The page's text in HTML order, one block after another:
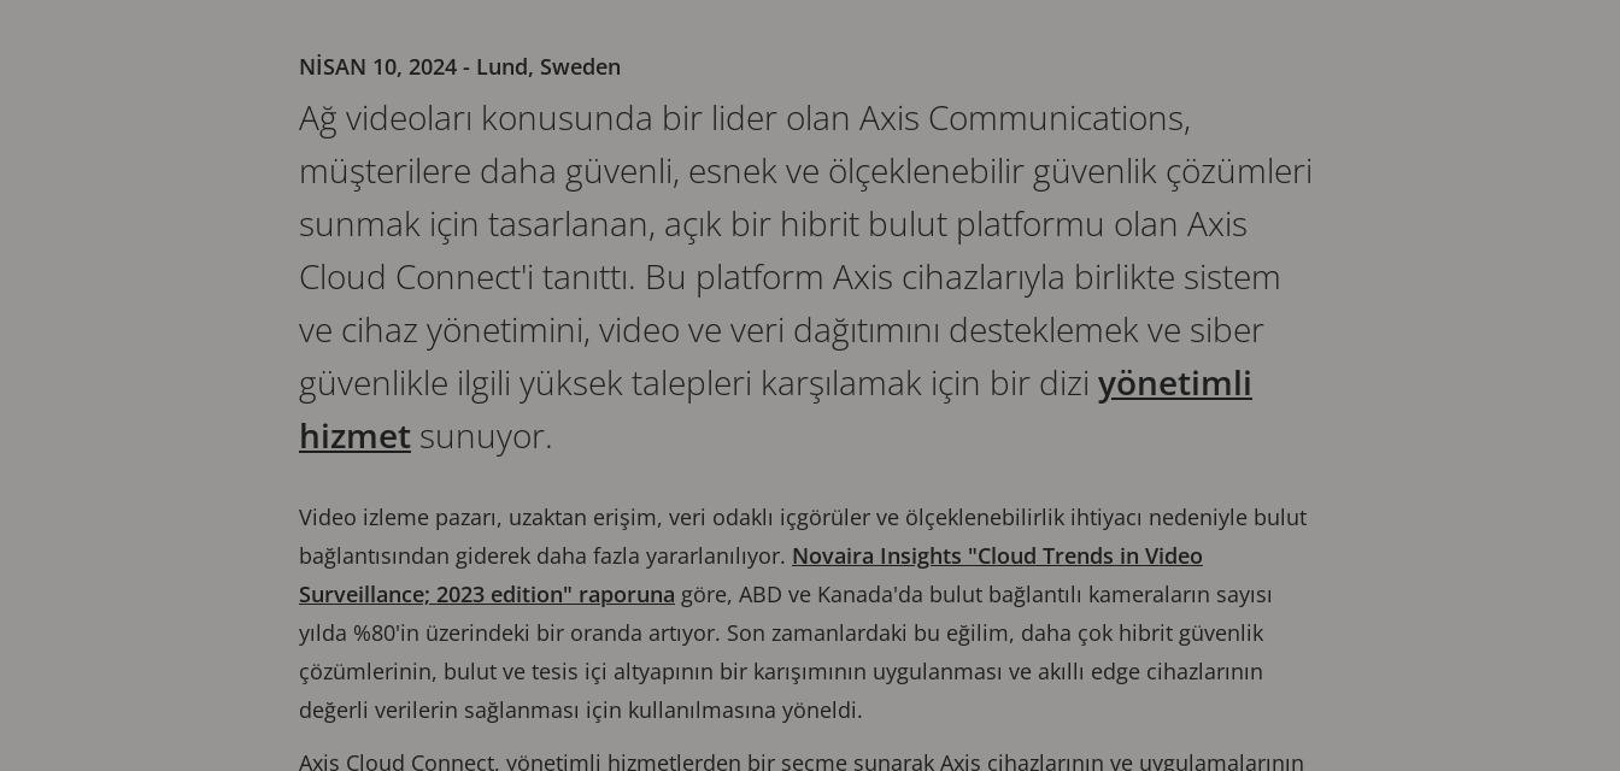
NISAN 10, 2024 - Lund, Sweden
Ağ videoları konusunda bir lider olan Axis Communications,
müşterilere daha güvenli, esnek ve ölçeklenebilir güvenlik çözümleri
sunmak için tasarlanan, açık bir hibrit bulut platformu olan Axis
Cloud Connect'i tanıttı. Bu platform Axis cihazlarıyla birlikte sistem
ve cihaz yönetimini, video ve veri dağıtımını desteklemek ve siber
güvenlikle ilgili yüksek talepleri karşılamak için bir dizi yönetimli
hizmet sunuyor.
Video izleme pazarı, uzaktan erişim, veri odaklı içgörüler ve ölçeklenebilirlik ihtiyacı nedeniyle bulut
bağlantısından giderek daha fazla yararlanılıyor. Novaira Insights "Cloud Trends in Video
Surveillance; 2023 edition" raporuna göre, ABD ve Kanada'da bulut bağlantılı kameraların sayısı
yılda %80'in üzerindeki bir oranda artıyor. Son zamanlardaki bu eğilim, daha çok hibrit güvenlik
çözümlerinin, bulut ve tesis içi altyapının bir karışımının uygulanması ve akıllı edge cihazlarının
değerli verilerin sağlanması için kullanılmasına yöneldi.
Axis Cloud Connect, yönetimli hizmetlerden bir seçme sunarak Axis cihazlarının ve uygulamalarının